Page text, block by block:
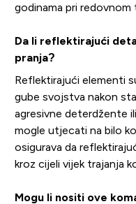
godinama pri redovnom
Da li reflektirajući
pranja?
Reflektirajući elementi
gube svojstva nakon
agresivne deterdžente
mogle utjecati na bilo
osigurava da
kroz cijeli vijek trajanja
Mogu li nositi ove